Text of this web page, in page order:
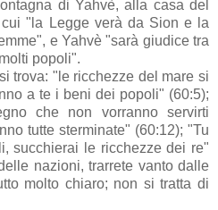
di Yahvè, alla casa del
"la Legge verà da Sion e la
e Yahvè "sarà giudice tra
popoli".
trova: "le ricchezze del mare si
a te i beni dei popoli" (60:5);
che non vorranno servirti
tutte sterminate" (60:12); "Tu
succhierai le ricchezze dei re"
nazioni, trarrete vanto dalle
molto chiaro; non si tratta di